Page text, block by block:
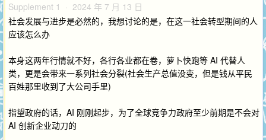
Supplement 1 · 2024 年 7 月 13 日
社会发展与进步是必然的，我想讨论的是，在这一社会转型期间的人
应该怎么办
本身这两年行情就不好，各行各业都在卷，萝卜快跑等 AI 代替人
类，更是会带来一系列社会分裂(社会生产总值没变，但是钱从平民
百姓那里收到了大公司手里)
指望政府的话，AI 刚刚起步，为了全球竞争力政府至少前期是不会对
AI 创新企业动刀的